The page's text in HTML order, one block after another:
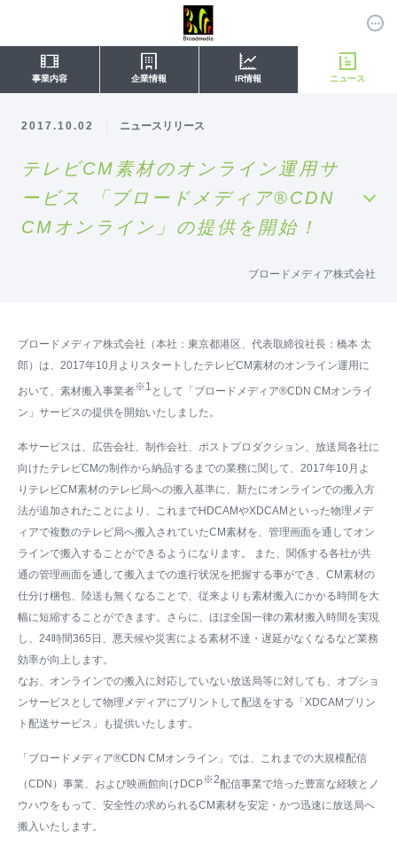
事業内容 企業情報 IR情報 ニュース
2017.10.02 ニュースリリース
テレビCM素材のオンライン運用サ
ービス 「ブロードメディア®CDN
CMオンライン」の提供を開始！
ブロードメディア株式会社
ブロードメディア株式会社（本社：東京都港区、代表取締役社長：橋本 太
郎）は、2017年10月よりスタートしたテレビCM素材のオンライン運用に
おいて、素材搬入事業者※1 として「ブロードメディア®CDN CMオンライ
ン」サービスの提供を開始いたしました。
本サービスは、広告会社、制作会社、ポストプロダクション、放送局各社に
向けたテレビCMの制作から納品するまでの業務に関して、2017年10月よ
りテレビCM素材のテレビ局への搬入基準に、新たにオンラインでの搬入方
法が追加されたことにより、これまでHDCAMやXDCAMといった物理メデ
ィアで複数のテレビ局へ搬入されていたCM素材を、管理画面を通してオン
ラインで搬入することができるようになります。 また、関係する各社が共
通の管理画面を通して搬入までの進行状況を把握する事ができ、CM素材の
仕分け梱包、陸送も無くなることで、従来よりも素材搬入にかかる時間を大
幅に短縮することができます。さらに、ほぼ全国一律の素材搬入時間を実現
し、24時間365日、悪天候や災害による素材不達・遅延がなくなるなど業務
効率が向上します。
なお、オンラインでの搬入に対応していない放送局等に対しても、オプショ
ンサービスとして物理メディアにプリントして配送をする「XDCAMプリン
ト配送サービス」も提供いたします。
「ブロードメディア®CDN CMオンライン」では、これまでの大規模配信
（CDN）事業、および映画館向けDCP※2配信事業で培った豊富な経験とノ
ウハウをもって、安全性の求められるCM素材を安定・かつ迅速に放送局へ
搬入いたします。